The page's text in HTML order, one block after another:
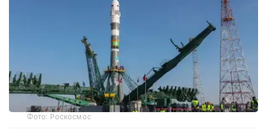
Фото: Роскосмос